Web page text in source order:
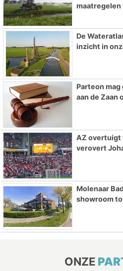
maatregelen
De
inzicht in
Parteon
aan de Zaan
AZ overtuigt
verovert
Molenaar
showroom
ONZE